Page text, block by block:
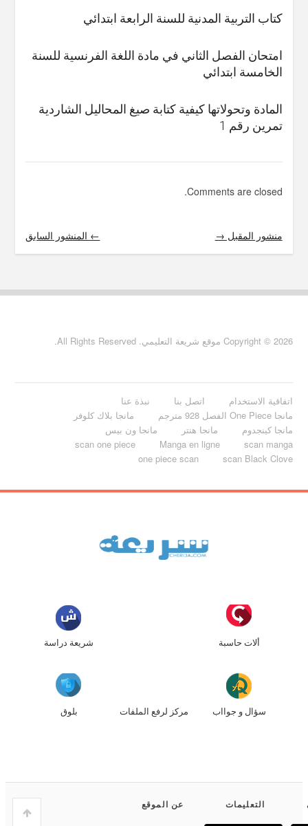
كتاب التربية المدنية للسنة الرابعة ابتدائي
امتحان الفصل الثاني في مادة اللغة الفرنسية للسنة
الخامسة ابتدائي
المادة وتحولاتها كيفية كتابة صيغ المحاليل الشاردية
تمرين رقم 1
Comments are closed.
← المنشور السابق منشور المقبل →
Copyright © 2026 موقع شريعة التعليمي. All Rights Reserved.
اتفاقية الاستخدام اتصل بنا
نبذة عنا
مانجا One Piece الفصل 928 مترجم
مانجا بلاك كلوفر
مانجا كينجدوم
مانجا هنتر
مانجا ون بيس
scan manga
Manga en ligne
scan one piece
scan Black Clove
one piece scan